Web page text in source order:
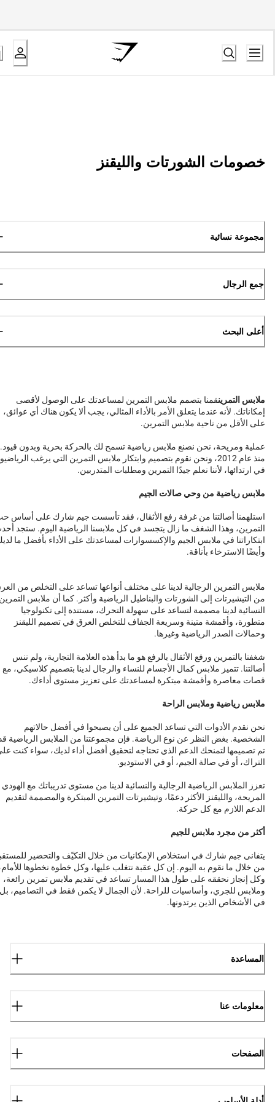
خصومات الشورتات والليقنز
مجموعة نسائية
جمع الرجال
أعلى البحث
ملابس التمرينقمنا بتصمم ملابس التمرين لمساعدتك على الوصول لأقصى
إمكاناتك. لأنه عندما يتعلق الأمر بالأداء المثالي، يجب ألا يكون هناك أي عوائق،
على الأقل من ناحية ملابس التمرين.
عملية ومريحة، نحن نصنع ملابس رياضية تسمح لك بالحركة بحرية وبدون قيود.
منذ عام 2012، ونحن نقوم بتصميم وابتكار ملابس التمرين التي يرغب
في ارتدائها، لأننا نعلم جيدًا التمرين ومطلبات المتدربين.
ملابس رياضية من وحي صالات الجيم
استلهمنا أصالتنا من غرفة رفع الأثقال، فقد تأسست جيم شارك على أساس
التمرين، وهذا الشغف ما زال يتجسد في كل ملابسنا الرياضية اليوم. ستجد
ابتكاراتنا في ملابس الجيم والإكسسوارات لمساعدتك على الأداء بأفضل ما
وأيضًا الاسترخاء بأناقة.
ملابس التمرين الرجالية لدينا على مختلف أنواعها تساعد على التخلص من
من التيشيرتات إلى الشورتات والبناطيل الرياضية وأكثر. كما أن ملابس
النسائية لدينا مصممة لتساعد على سهولة التحرك، مستندة إلى تكنولوجيا
متطورة، وأقمشة متينة وسريعة الجفاف للتخلص العرق في تصميم الليقنز
وحمالات الصدر الرياضية وغيرها.
شغفنا بالتمرين ورفع الأثقال بالرفع هو ما بدأ هذه العلامة التجارية، ولم ننس
أصالتنا. تتميز ملابس كمال الأجسام للنساء والرجال لدينا بتصميم كلاسيكي، مع
قصات معاصرة وأقمشة مبتكرة لمساعدتك على تعزيز مستوى أداءك.
ملابس رياضية وملابس الراحة
نحن نقدم الأدوات التي تساعد الجميع على أن يصبحوا في أفضل حالاتهم
الشخصية. بغض النظر عن نوع الرياضة. فإن مجموعتنا من الملابس الرياضية
تم تصميمها لتمنحك الدعم الذي تحتاجه لتحقيق أفضل أداء لديك، سواء كنت
التراك، أو في صالة الجيم، أو في الاستوديو.
تعزز الملابس الرياضية الرجالية والنسائية لدينا من مستوى تدريباتك مع الهودي
المريحة، والليقنز الأكثر دعمًا، وتيشيرتات التمرين المبتكرة والمصممة لتقديم
الدعم اللازم مع كل حركة.
أكثر من مجرد ملابس للجيم
يتفانى جيم شارك في استخلاص الإمكانيات من خلال التكيّف والتحضير
من خلال ما نقوم به اليوم. إن كل عقبة نتغلب عليها، وكل خطوة نخطوها
وكل إنجاز نحققه على طول هذا المسار تساعد في تقديم ملابس تمرين رائعة،
وملابس للجري، وأساسيات للراحة. لأن الجمال لا يكمن فقط في التصاميم، بل
في الأشخاص الذين يرتدونها.
المساعدة
معلومات عنا
الصفحات